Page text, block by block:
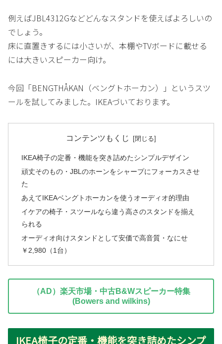
例えばJBL4312Gなどどんなスタンドを使えばよろしいの
でしょう。
床に直置きするには小さいが、本棚やTVボードに載せる
には大きいスピーカー向け。
今回「BENGTHÅKAN（ベングトホーカン）」というスツ
ールを試してみました。IKEAづいております。
コンテンツもくじ
IKEA椅子の定番・機能を突き詰めたシンプルデザイン
頑丈そのもの・JBLのホーンをシャープにフォーカスさせ
た
あえてIKEAベングトホーカンを使うオーディオ的理由
イケアの椅子・スツールなら違う高さのスタンドを揃え
られる
オーディオ向けスタンドとして安価で高音質・なにせ
￥2,980（1台）
（AD）楽天市場・中古B&Wスピーカー特集
(Bowers and wilkins)
IKEA椅子の定番・機能を突き詰めたシンプ